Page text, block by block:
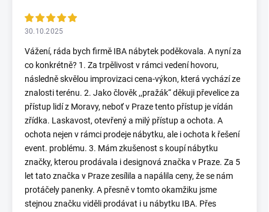
30.10.2025
Vážení, ráda bych firmě IBA nábytek poděkovala. A nyní za
co konkrétně? 1. Za trpělivost v rámci vedení hovoru,
následně skvělou improvizaci cena-výkon, která vychází ze
znalosti terénu. 2. Jako člověk ,,pražák“ děkuji převelice za
přístup lidí z Moravy, neboť v Praze tento přístup je vídán
zřídka. Laskavost, otevřený a milý přístup a ochota. A
ochota nejen v rámci prodeje nábytku, ale i ochota k řešení
event. problému. 3. Mám zkušenost s koupí nábytku
značky, kterou prodávala i designová značka v Praze. Za 5
let tato značka v Praze zesílila a napálila ceny, že se nám
protáčely panenky. A přesně v tomto okamžiku jsme
stejnou značku viděli prodávat i u nábytku IBA. Přes